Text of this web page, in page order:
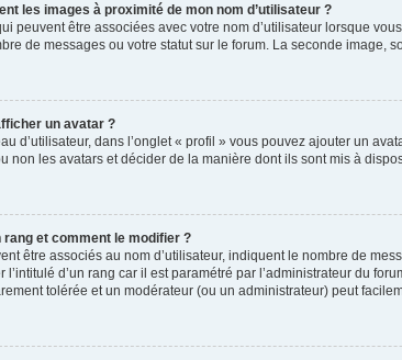
les images à proximité de mon nom d’utilisateur ?
peuvent être associées avec votre nom d’utilisateur lorsque
de messages ou votre statut sur le forum. La seconde image,
un avatar ?
d’utilisateur, dans l’onglet « profil » vous pouvez ajouter un
non les avatars et décider de la manière dont ils sont mis à
rang et comment le modifier ?
être associés au nom d’utilisateur, indiquent le nombre de
l’intitulé d’un rang car il est paramétré par l’administrateur du
tolérée et un modérateur (ou un administrateur) peut